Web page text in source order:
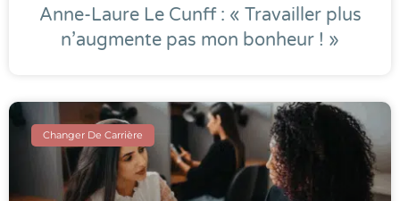
Anne-Laure Le Cunff : « Travailler plus
n’augmente pas mon bonheur ! »
Changer De Carrière